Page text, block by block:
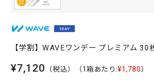
【学割】WAVEワンデー プレミアム 30
¥7,120 （税込） （1箱あたり:¥1,780）